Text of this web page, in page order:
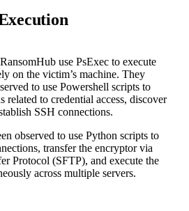
use PsExec to execute
on the victim’s machine. They
to use Powershell scripts to
related to credential access, discover
SSH connections.
observed to use Python scripts to
transfer the encryptor via
Protocol (SFTP), and execute the
across multiple servers.